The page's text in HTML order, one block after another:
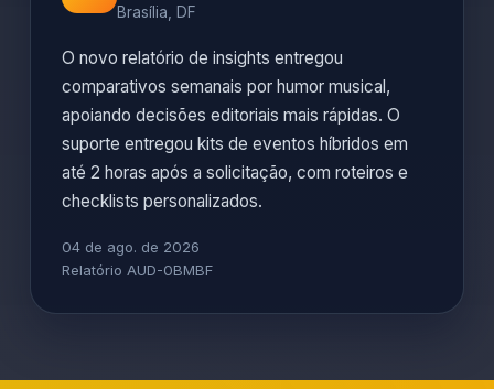
Brasília, DF
O novo relatório de insights entregou
comparativos semanais por humor musical,
apoiando decisões editoriais mais rápidas. O
suporte entregou kits de eventos híbridos em
até 2 horas após a solicitação, com roteiros e
checklists personalizados.
04 de ago. de 2026
Relatório AUD-0BMBF